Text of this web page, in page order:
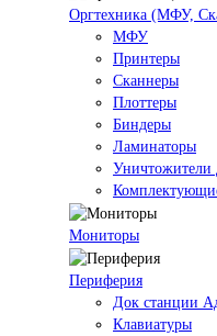
Оргтехника (МФУ,
МФУ
Принтеры
Сканнеры
Плоттеры
Биндеры
Ламинаторы
Уничтожители
Мониторы
Периферия
Док станции
Клавиатуры